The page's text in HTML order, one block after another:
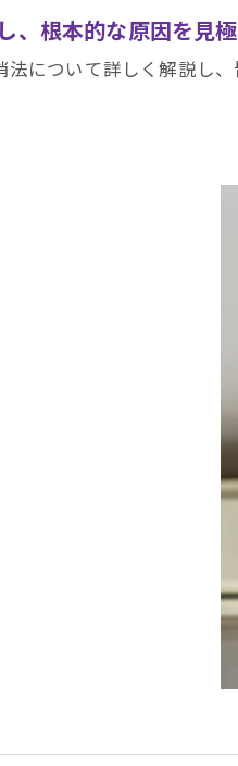
、根本的な原因を見
法について詳しく解説し